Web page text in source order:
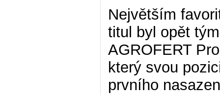
Největším
titul byl opět
AGROFERT
který svou
prvního